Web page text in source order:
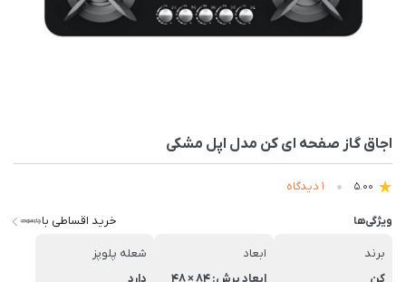
اجاق گاز صفحه ای کن مدل اپل مشکی
5.00 1 دیدگاه
ویژگی‌ها خرید اقساطی با
برند
کن
ابعاد
ابعاد برش: 84 × 48
شعله پلوپز
دارد